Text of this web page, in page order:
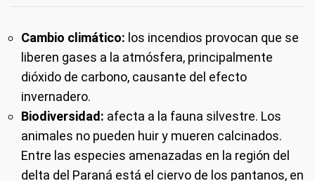
Cambio climático: los incendios provocan que se
liberen gases a la atmósfera, principalmente
dióxido de carbono, causante del efecto
invernadero.
Biodiversidad: afecta a la fauna silvestre. Los
animales no pueden huir y mueren calcinados.
Entre las especies amenazadas en la región del
delta del Paraná está el ciervo de los pantanos, en